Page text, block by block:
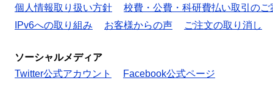
個人情報取り扱い方針
校費・公費・科研費払い取引のご
IPv6への取り組み
お客様からの声 ご注文の取り消し
ソーシャルメディア
Twitter公式アカウント
Facebook公式ページ